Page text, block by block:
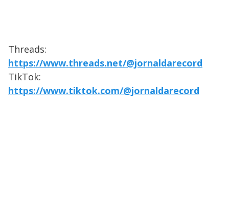
Threads:
https://www.threads.net/@jornaldarecord
TikTok:
https://www.tiktok.com/@jornaldarecord